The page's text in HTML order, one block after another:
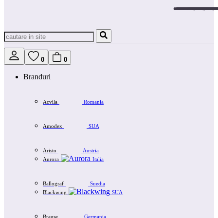
0 0
Branduri
Acvila Romania
Amodex SUA
Aristo
Austria
Aurora
Italia
Ballograf
Suedia
Blackwing
SUA
Brause Germania